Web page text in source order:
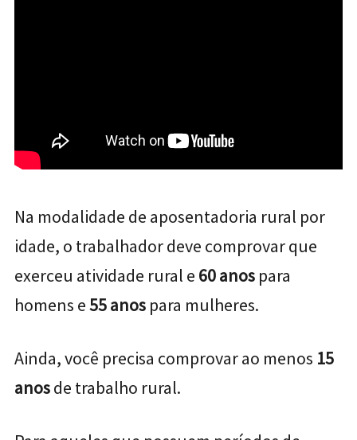
Na modalidade de aposentadoria rural por
idade, o trabalhador deve comprovar que
exerceu atividade rural e 60 anos para
homens e55 anos para mulheres.
Ainda, você precisa comprovar ao menos 15
anosde trabalho rural.